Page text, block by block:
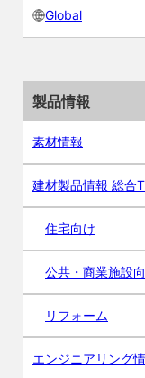
Global
製品情報
素材情報
建材製品情報 総合
住宅向け
公共・商業施設
リフォーム
エンジニアリング